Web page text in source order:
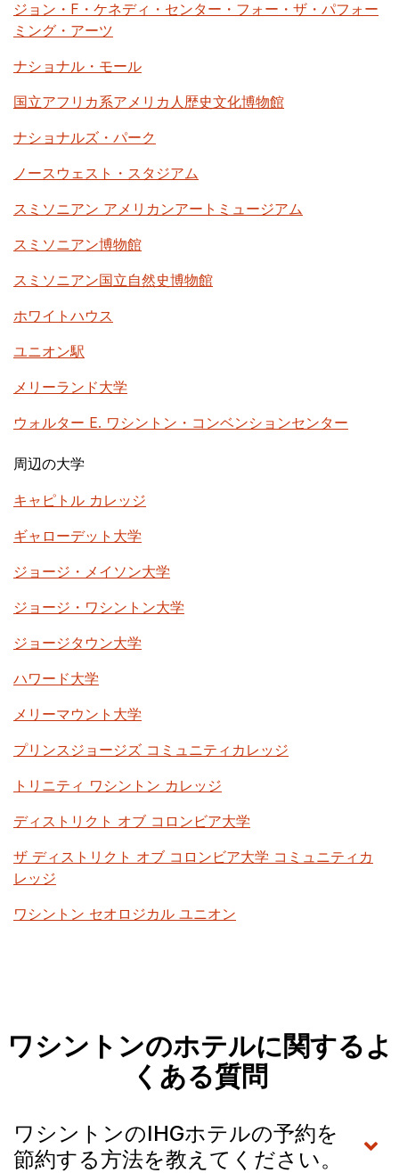
ジョン・F・ケネディ・センター・フォー・ザ・パフォー
ミング・アーツ
ナショナル・モール
国立アフリカ系アメリカ人歴史文化博物館
ナショナルズ・パーク
ノースウェスト・スタジアム
スミソニアン アメリカンアートミュージアム
スミソニアン博物館
スミソニアン国立自然史博物館
ホワイトハウス
ユニオン駅
メリーランド大学
ウォルター E. ワシントン・コンベンションセンター
周辺の大学
キャピトル カレッジ
ギャローデット大学
ジョージ・メイソン大学
ジョージ・ワシントン大学
ジョージタウン大学
ハワード大学
メリーマウント大学
プリンスジョージズ コミュニティカレッジ
トリニティ ワシントン カレッジ
ディストリクト オブ コロンビア大学
ザ ディストリクト オブ コロンビア大学 コミュニティカ
レッジ
ワシントン セオロジカル ユニオン
ワシントンのホテルに関するよ
くある質問
ワシントンのIHGホテルの予約を
節約する方法を教えてください。